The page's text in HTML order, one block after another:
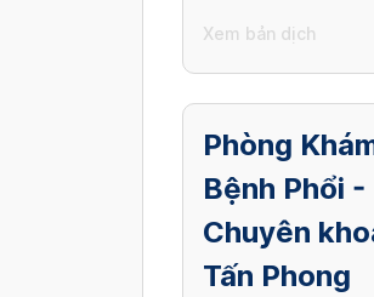
Xem bản dịch
Phòng
Bệnh Phổi
Chuyên
Tấn Phong